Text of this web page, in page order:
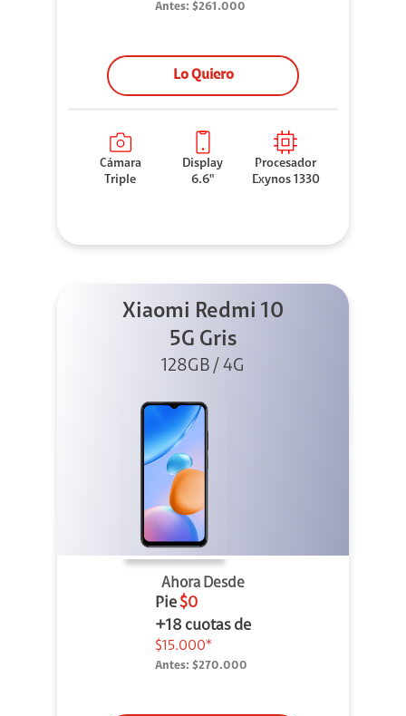
Antes: $261.000
Lo Quiero
Cámara
Triple
Display
6.6"
Procesador
Exynos 1330
Xiaomi Redmi 10
5G Gris
128GB / 4G
Ahora Desde
Pie $0
+18 cuotas de
$15.000*
Antes: $270.000